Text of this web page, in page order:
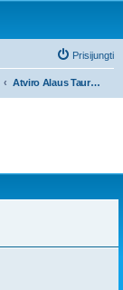
Prisijungti
Atviro Alaus Taurė 2012